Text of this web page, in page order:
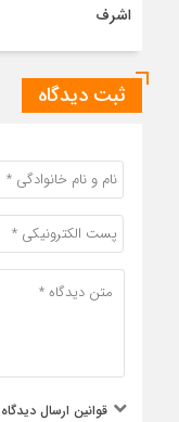
اشرف
ثبت دیدگاه
قوانین ارسال دیدگاه